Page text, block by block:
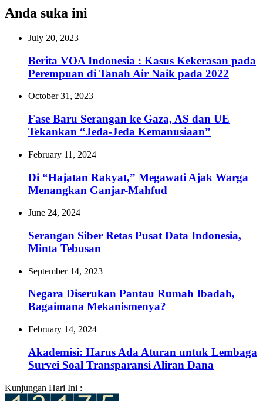
Anda suka ini
July 20, 2023
Berita VOA Indonesia : Kasus Kekerasan pada
Perempuan di Tanah Air Naik pada 2022
October 31, 2023
Fase Baru Serangan ke Gaza, AS dan UE
Tekankan “Jeda-Jeda Kemanusiaan”
February 11, 2024
Di “Hajatan Rakyat,” Megawati Ajak Warga
Menangkan Ganjar-Mahfud
June 24, 2024
Serangan Siber Retas Pusat Data Indonesia,
Minta Tebusan
September 14, 2023
Negara Diserukan Pantau Rumah Ibadah,
Bagaimana Mekanismenya?
February 14, 2024
Akademisi: Harus Ada Aturan untuk Lembaga
Survei Soal Transparansi Aliran Dana
Kunjungan Hari Ini :